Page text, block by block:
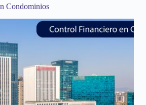
Condominios